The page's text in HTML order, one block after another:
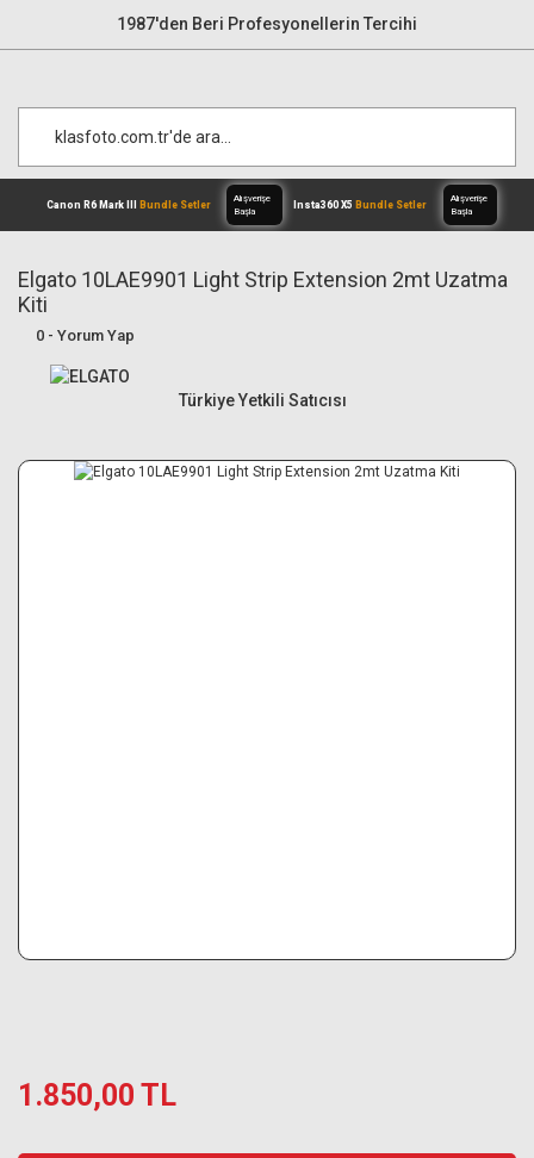
1987'den Beri Profesyonellerin Tercihi
Canon R6 Mark III
Elgato 10LAE9901 Light Strip Extension 2mt Uzatma
Kiti
0 - Yorum Yap
Türkiye Yetkili Satıcısı
1.850,00 TL